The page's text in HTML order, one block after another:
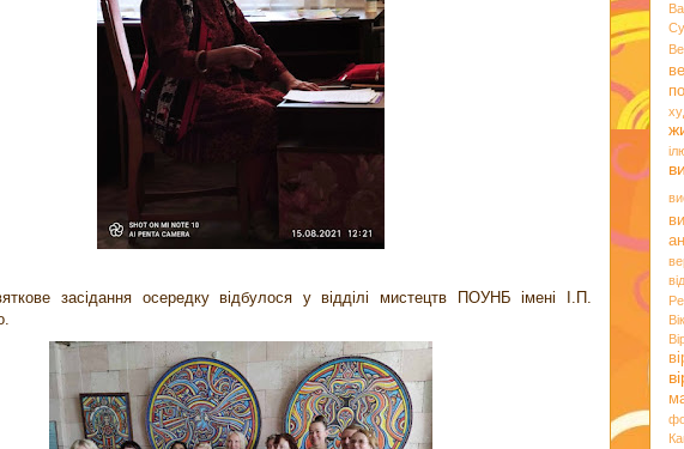
засідання осередку відбулося у відділі мистецтв ПОУНБ імені І.П.